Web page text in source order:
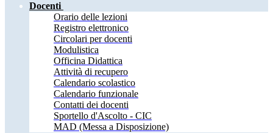
Docenti
Orario delle lezioni
Registro elettronico
Circolari per docenti
Modulistica
Officina Didattica
Attività di recupero
Calendario scolastico
Calendario funzionale
Contatti dei docenti
Sportello d'Ascolto - CIC
MAD (Messa a Disposizione)